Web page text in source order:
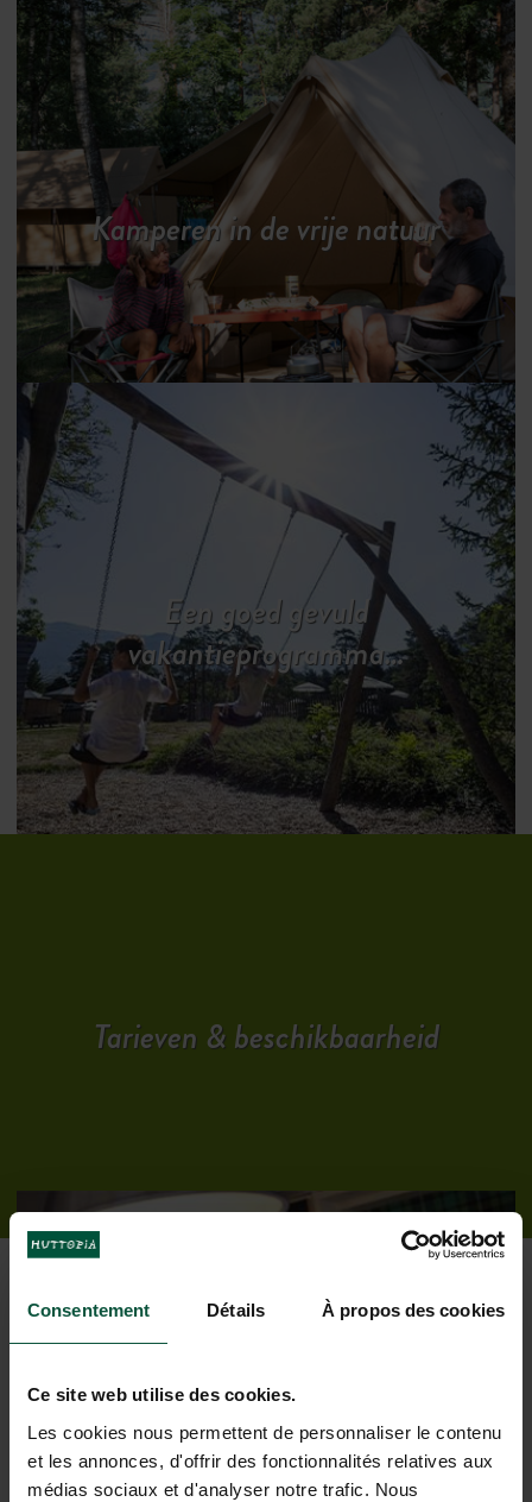
Consentement Détails À propos des cookies
Ce site web utilise des cookies.
Les cookies nous permettent de personnaliser le contenu
et les annonces, d'offrir des fonctionnalités relatives aux
médias sociaux et d'analyser notre trafic. Nous
Kamperen in de vrije natuur
Een goed gevuld
vakantieprogramma…
Tarieven & beschikbaarheid
Onze services voor een zorgeloos
verblijf